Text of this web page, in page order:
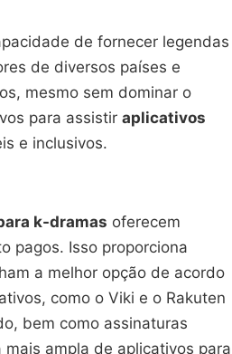
de fornecer legendas
de diversos países e
mesmo sem dominar o
para assistir aplicativos
e inclusivos.
k-dramas oferecem
pagos. Isso proporciona
a melhor opção de acordo
como o Viki e o Rakuten
bem como assinaturas
ampla de aplicativos para